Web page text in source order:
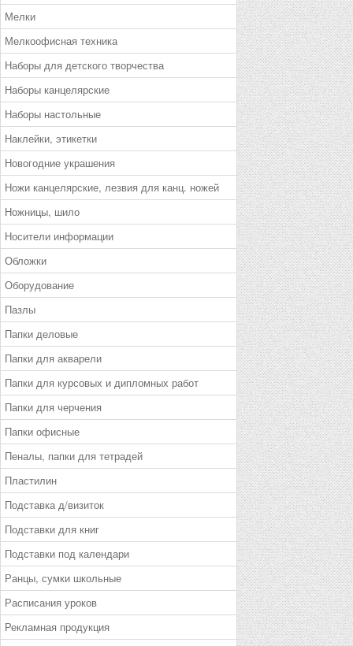
Мелки
Мелкоофисная техника
Наборы для детского творчества
Наборы канцелярские
Наборы настольные
Наклейки, этикетки
Новогодние украшения
Ножи канцелярские, лезвия для канц. ножей
Ножницы, шило
Носители информации
Обложки
Оборудование
Пазлы
Папки деловые
Папки для акварели
Папки для курсовых и дипломных работ
Папки для черчения
Папки офисные
Пеналы, папки для тетрадей
Пластилин
Подставка д/визиток
Подставки для книг
Подставки под календари
Ранцы, сумки школьные
Расписания уроков
Рекламная продукция